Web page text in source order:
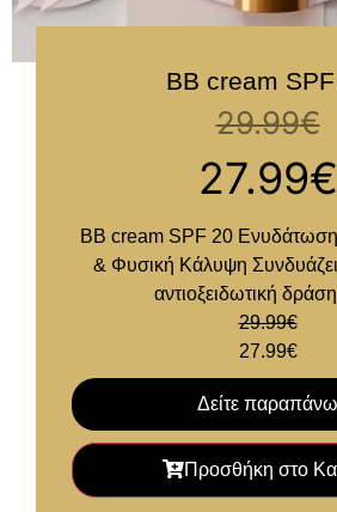
BB cream
29.99€
27.99€
BB cream SPF 20
& Φυσική Κάλυψη
αντιοξειδωτική
29.99€
27.99€
Δείτε παραπάνω
Προσθήκη στο